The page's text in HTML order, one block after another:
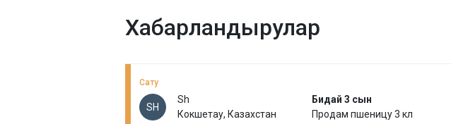
Хабарландырулар
Сату
SH
Sh
Кокшетау, Казахстан
Бидай 3 сын
Продам пшеницу 3 кл